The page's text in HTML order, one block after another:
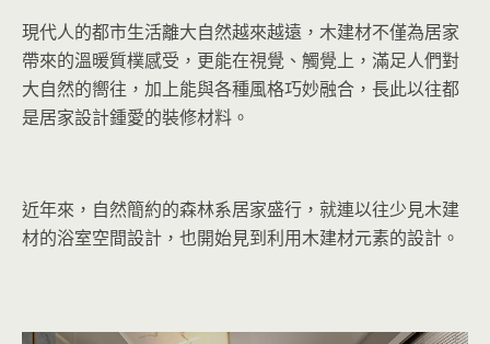
現代人的都市生活離大自然越來越遠，木建材不僅為居家
帶來的溫暖質樸感受，更能在視覺、觸覺上，滿足人們對
大自然的嚮往，加上能與各種風格巧妙融合，長此以往都
是居家設計鍾愛的裝修材料。
近年來，自然簡約的森林系居家盛行，就連以往少見木建
材的浴室空間設計，也開始見到利用木建材元素的設計。